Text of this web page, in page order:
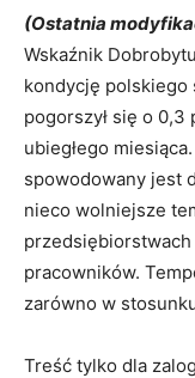
(Ostatnia
Wskaźnik
kondycję polskiego
pogorszył się o
ubiegłego
spowodowany jest
nieco wolniejsze
pracowników.
zarówno w
Treść tylko dla